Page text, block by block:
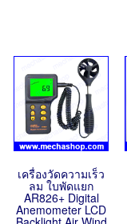
เครื่องวัดความเร็ว
ลม ใบพัดแยก
AR826+ Digital
Anemometer LCD